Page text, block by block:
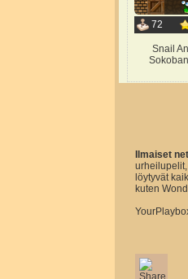
72
Snail
Ilmaiset
löytyvät
kuten